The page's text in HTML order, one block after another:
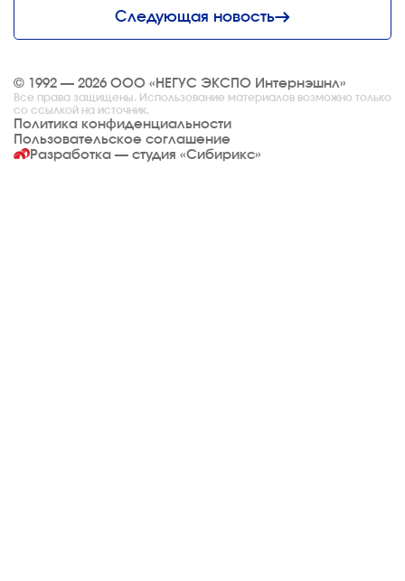
Следующая новость
© 1992 — 2026 ООО «НЕГУС ЭКСПО Интернэшнл»
Все права защищены. Использование материалов возможно только
со ссылкой на источник.
Политика конфиденциальности
Пользовательское соглашение
Разработка — студия «Сибирикс»